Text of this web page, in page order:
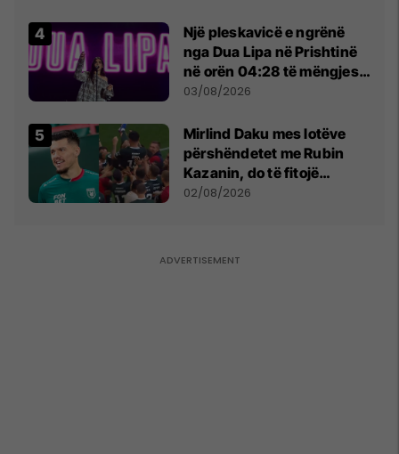
Një pleskavicë e ngrënë
nga Dua Lipa në Prishtinë
në orën 04:28 të mëngjesit
- dhe bota digjitale serbe
03/08/2026
Mirlind Daku mes lotëve
përshëndetet me Rubin
Kazanin, do të fitojë
miliona te Spartak Moska
02/08/2026